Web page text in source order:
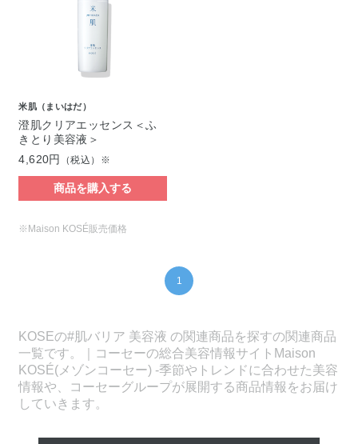
米肌（まいはだ）
澄肌クリアエッセンス＜ふ
きとり美容液＞
4,620円
（税込）※
商品を購入する
※Maison KOSÉ販売価格
1
KOSEの#肌バリア 美容液 の関連商品を探すの関連商品
一覧です。｜コーセーの総合美容情報サイトMaison
KOSÉ(メゾンコーセー) -季節やトレンドに合わせた美容
情報や、コーセーグループが展開する商品情報をお届け
していきます。